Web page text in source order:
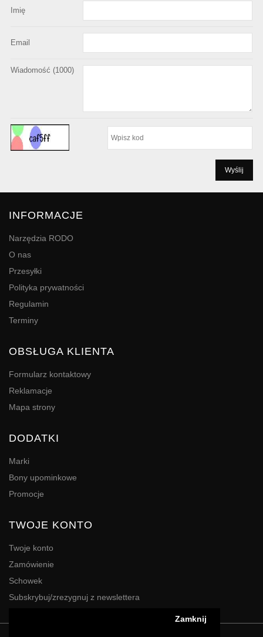
Zamknij
Imię
Email
Wiadomość (1000)
INFORMACJE
Narzędzia RODO
O nas
Przesyłki
Polityka prywatności
Regulamin
Terminy
OBSŁUGA KLIENTA
Formularz kontaktowy
Reklamacje
Mapa strony
DODATKI
Marki
Bony upominkowe
Promocje
TWOJE KONTO
Twoje konto
Zamówienie
Schowek
Subskrybuj/zrezygnuj z newslettera